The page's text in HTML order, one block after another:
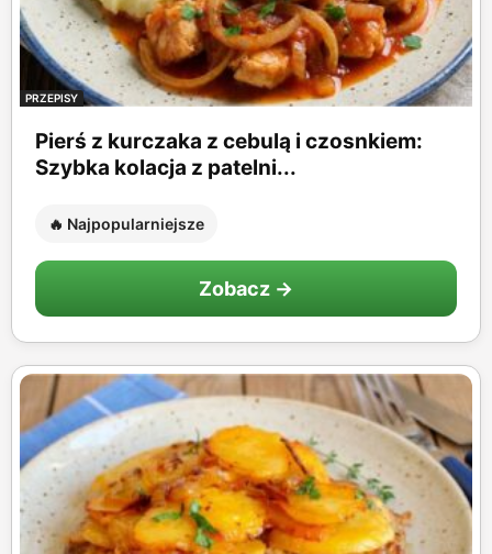
PRZEPISY
Pierś z kurczaka z cebulą i czosnkiem:
Szybka kolacja z patelni...
🔥 Najpopularniejsze
Zobacz →